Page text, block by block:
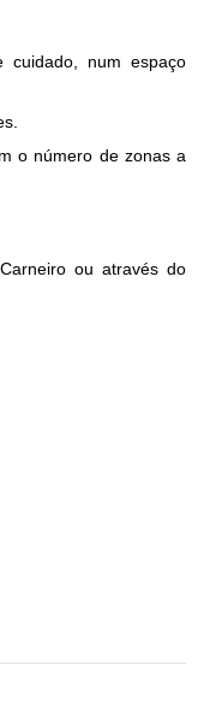
cuidado, num espaço
o número de zonas a
ou através do